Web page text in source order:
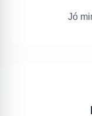
Jó